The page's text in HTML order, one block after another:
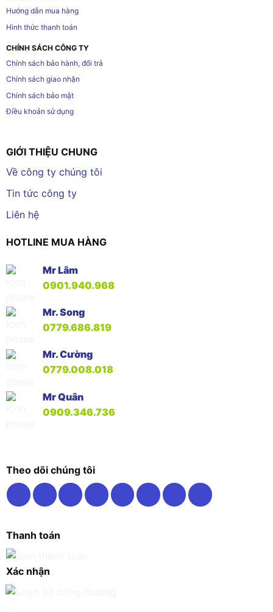
Hướng dẫn mua hàng
Hình thức thanh toán
CHÍNH SÁCH CÔNG TY
Chính sách bảo hành, đổi trả
Chính sách giao nhận
Chính sách bảo mật
Điều khoản sử dụng
GIỚI THIỆU CHUNG
Về công ty chúng tôi
Tin tức công ty
Liên hệ
HOTLINE MUA HÀNG
Mr Lâm
0901.940.968
Mr. Song
0779.686.819
Mr. Cường
0779.008.018
Mr Quân
0909.346.736
Theo dõi chúng tôi
Thanh toán
Xác nhận